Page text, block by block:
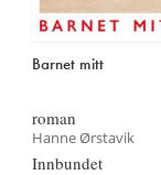
Barnet mitt
roman
Hanne Ørstavik
Innbundet